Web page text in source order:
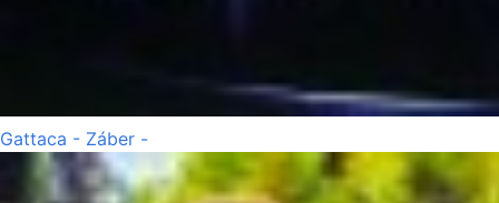
Gattaca - Záber -